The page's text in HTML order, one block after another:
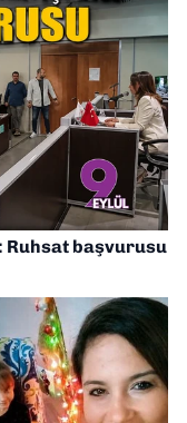
Ruhsat başvurusu